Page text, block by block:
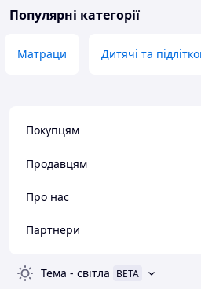
Популярні категорії
Матраци Дитячі та
Покупцям
Продавцям
Про нас
Партнери
Тема - світла BETA